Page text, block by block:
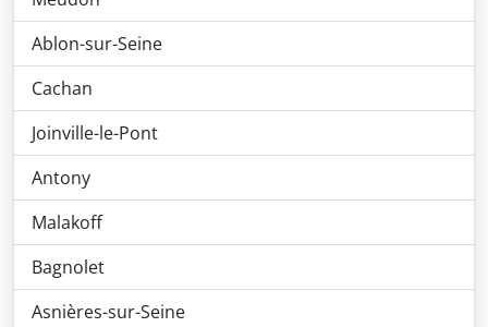
Ablon-sur-Seine
Cachan
Joinville-le-Pont
Antony
Malakoff
Bagnolet
Asnières-sur-Seine